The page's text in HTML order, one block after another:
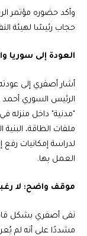
حجاب رئيسًا لهيئة
العودة إلى سوريا
أشار أصفري إلى
الرئيس السوري
"مدنية" داخل منزله
ملفات الطاقة،
لدراسة إمكانيات رفع
العمل بها.
موقف واضح: لا
نفى أصفري بشكل
مشددًا على أنه لم